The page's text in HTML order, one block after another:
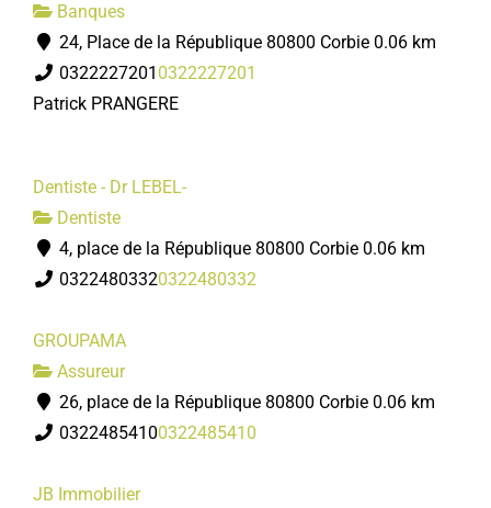
Banques
24, Place de la République 80800 Corbie 0.06 km
0322227201 0322227201
Patrick PRANGERE
Dentiste - Dr LEBEL-
Dentiste
4, place de la République 80800 Corbie 0.06 km
03224803320322480332
GROUPAMA
Assureur
26, place de la République 80800 Corbie 0.06 km
03224854100322485410
JB Immobilier